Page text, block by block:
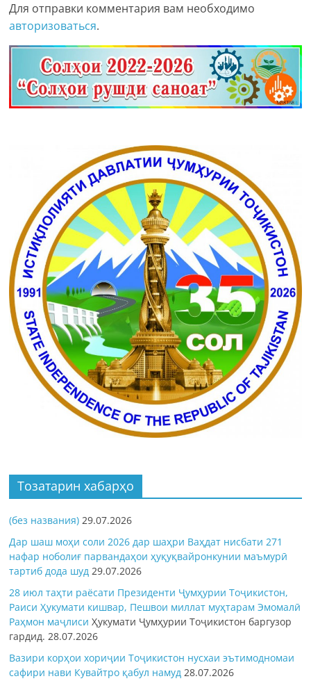
Для отправки комментария вам необходимо
авторизоваться.
Тозатарин хабарҳо
(без названия) 29.07.2026
Дар шаш моҳи соли 2026 дар шаҳри Ваҳдат нисбати 271
нафар ноболиғ парвандаҳои ҳуқуқвайронкунии маъмурӣ
тартиб дода шуд 29.07.2026
28 июл таҳти раёсати Президенти Ҷумҳурии Тоҷикистон,
Раиси Ҳукумати кишвар, Пешвои миллат муҳтарам Эмомалӣ
Раҳмон маҷлисиҲукумати Ҷумҳурии Тоҷикистон баргузор
гардид.28.07.2026
Вазири корҳои хориҷии Тоҷикистон нусхаи эътимодномаи
сафири нави Кувайтро қабул намуд 28.07.2026